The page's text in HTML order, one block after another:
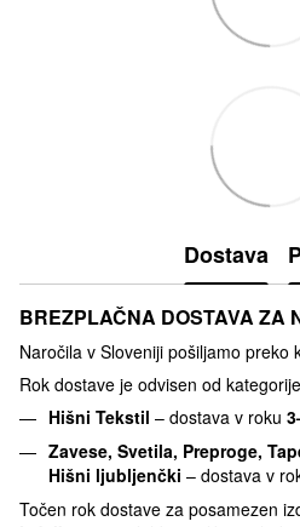
Dostava
BREZPLAČNA DOSTAVA ZA
Naročila v Sloveniji pošiljamo preko
Rok dostave je odvisen od
Hišni Tekstil – dostava v roku
Zavese, Svetila, Preproge,
Hišni ljubljenčki – dostava v
Točen rok dostave za posamezen